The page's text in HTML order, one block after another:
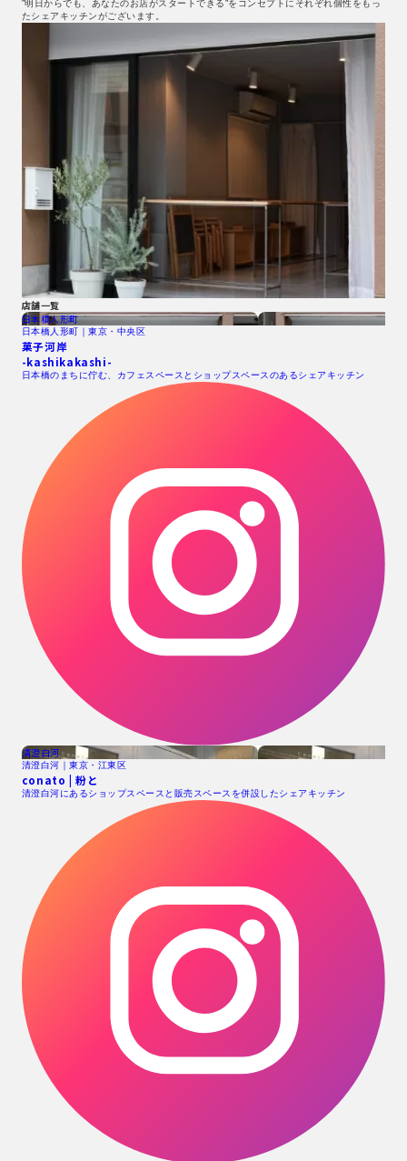
”明日からでも、あなたのお店がスタートできる”をコンセプトにそれぞれ個性をもっ
たシェアキッチンがございます。
店舗一覧
日本橋人形町
日本橋人形町｜東京・中央区
菓子河岸
-kashikakashi-
日本橋のまちに佇む、カフェスペースとショップスペースのあるシェアキッチン
清澄白河
清澄白河｜東京・江東区
conato | 粉と
清澄白河にあるショップスペースと販売スペースを併設したシェアキッチン